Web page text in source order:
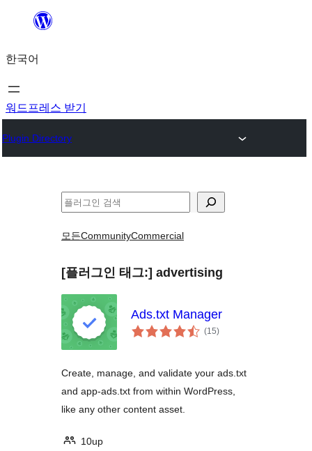
츠
로
바
가
한국어
워드프레스 받기
Plugin Directory
검
모든CommunityCommercial
[플러그인 태그:] advertising
Ads.txt Manager
(15전
체)
Create, manage, and validate your ads.txt
and app-ads.txt from within WordPress,
like any other content asset.
10up